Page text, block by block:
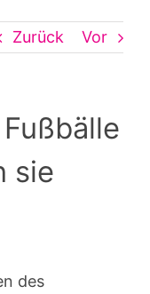
Zurück Vor
sie
des